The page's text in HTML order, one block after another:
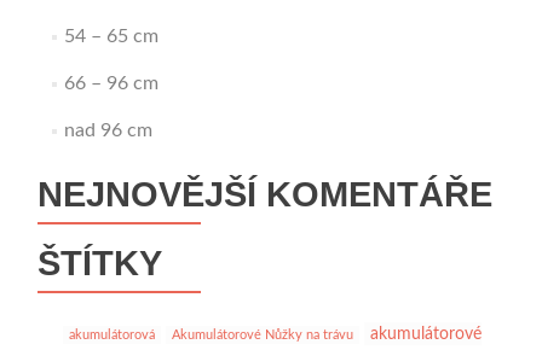
54 – 65 cm
66 – 96 cm
nad 96 cm
NEJNOVĚJŠÍ KOMENTÁŘE
ŠTÍTKY
akumulátorová Akumulátorové Nůžky na trávu
akumulátorové